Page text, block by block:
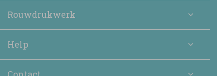
Rouwdrukwerk
Help